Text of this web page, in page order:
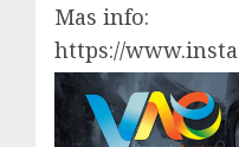
Mas info:
https://